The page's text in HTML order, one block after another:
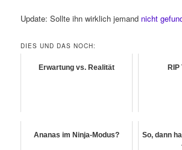
Update: Sollte ihn wirklich jemand nicht
DIES UND DAS NOCH:
Erwartung vs. Realität RIP
Ananas im Ninja-Modus?
So, dann